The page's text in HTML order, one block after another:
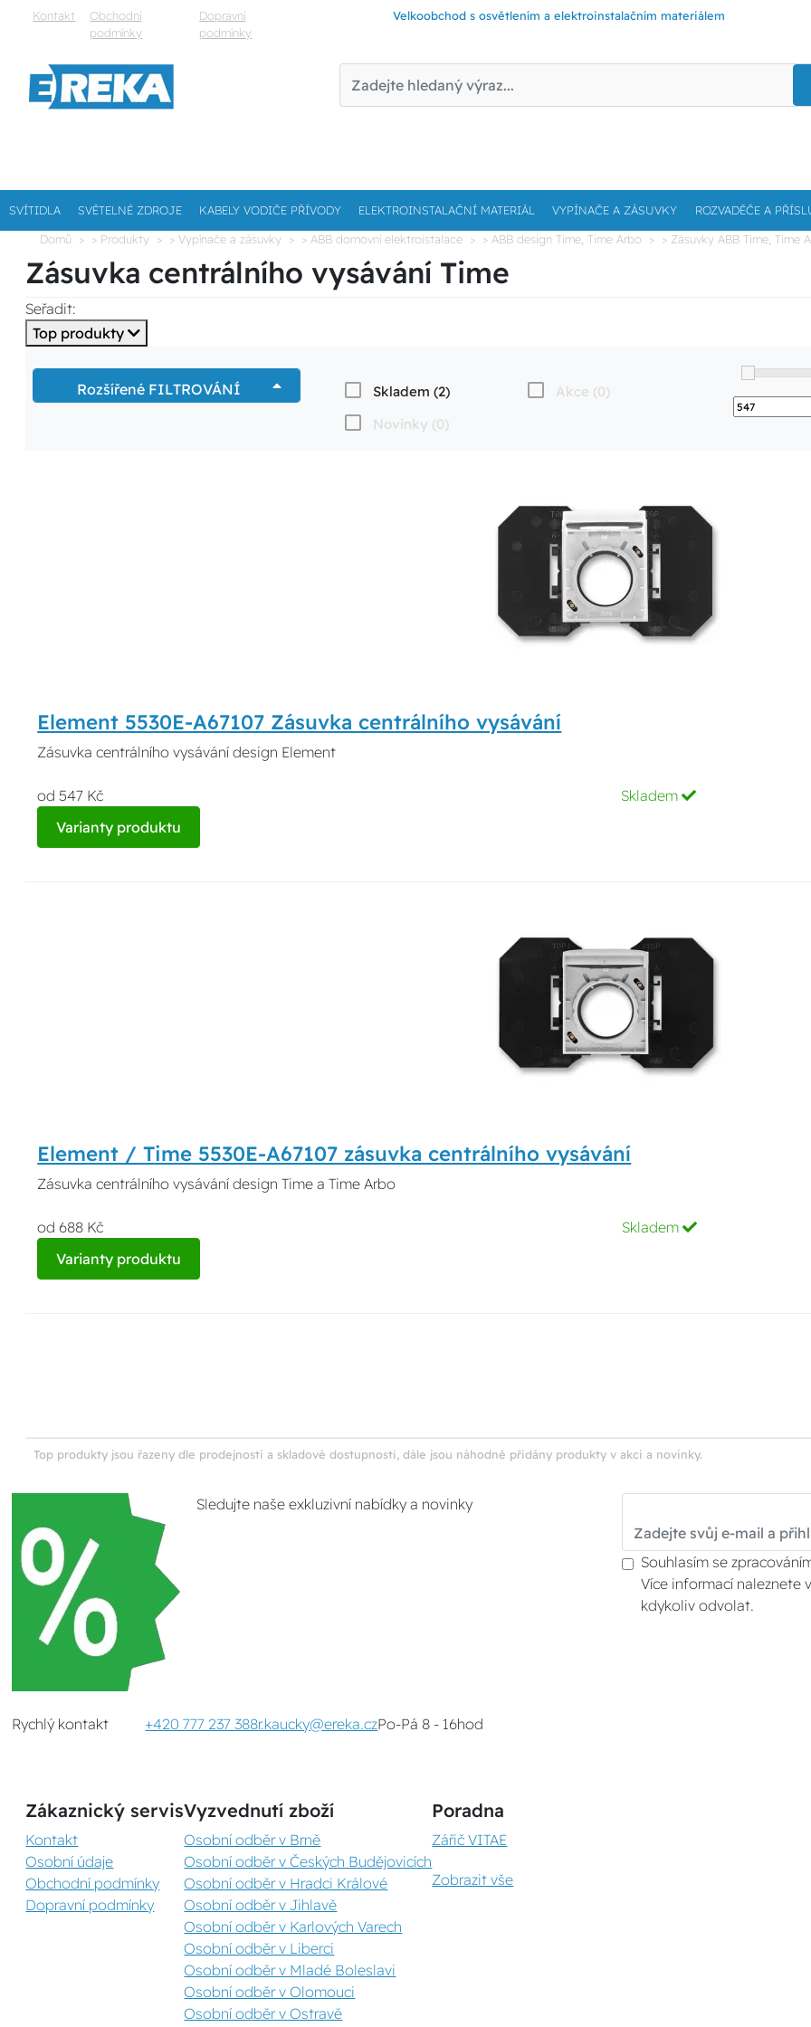
Kontakt
Obchodní
podmínky
Dopravní
podmínky
Velkoobchod s osvětlením a elektroinstalačním materiálem
SVÍTIDLA SVĚTELNÉ ZDROJE KABELY VODIČE PŘÍVODY ELEKTROINSTALAČNÍ MATERIÁL VYPÍNAČE A ZÁSUVKY ROZVADĚČE A
Domů > Produkty > Vypínače a zásuvky > ABB domovní elektroistalace > ABB design Time, Time Arbo > Zásuvky ABB Time, Time
Zásuvka centrálního vysávání Time
Seřadit:
Top produkty
Rozšířené FILTROVÁNÍ Skladem (2)
Akce (0)
Novinky (0)
Element 5530E-A67107 Zásuvka centrálního vysávání
Zásuvka centrálního vysávání design Element
od 547 Kč
Skladem
Varianty produktu
Element / Time 5530E-A67107 zásuvka centrálního vysávání
Zásuvka centrálního vysávání design Time a Time Arbo
od 688 Kč
Skladem
Varianty produktu
Top produkty jsou řazeny dle prodejnosti a skladové dostupnosti, dále jsou náhodně přidány produkty v akci a novinky.
Sledujte naše exkluzivní nabídky a novinky
Souhlasím se
Více informací naleznete v
kdykoliv odvolat.
Rychlý kontakt +420 777 237 388r.kaucky@ereka.czPo-Pá 8 - 16hod
Zákaznický servis
Kontakt
Osobní údaje
Obchodní podmínky
Dopravní podmínky
Vyzvednutí zboží
Osobní odběr v Brně
Osobní odběr v Českých Budějovicích
Osobní odběr v Hradci Králové
Osobní odběr v Jihlavě
Osobní odběr v Karlových Varech
Osobní odběr v Liberci
Osobní odběr v Mladé Boleslavi
Osobní odběr v Olomouci
Osobní odběr v Ostravě
Poradna
Zářič VITAE
Zobrazit vše